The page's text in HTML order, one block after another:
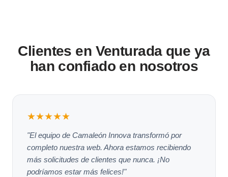
Clientes en Venturada que ya
han confiado en nosotros
★★★★★
"El equipo de Camaleón Innova transformó por
completo nuestra web. Ahora estamos recibiendo
más solicitudes de clientes que nunca. ¡No
podríamos estar más felices!"